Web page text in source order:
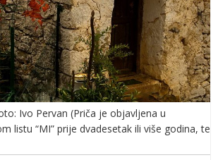
Ivo Pervan (Priča je objavljena u
listu “MI” prije dvadesetak ili više godina, te